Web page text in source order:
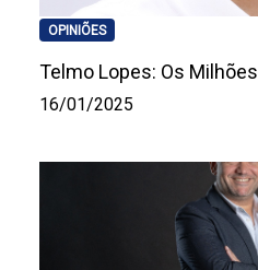
OPINIÕES
Telmo Lopes: Os Milhões
16/01/2025